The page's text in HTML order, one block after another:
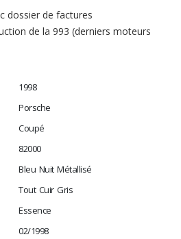
dossier de factures
de la 993 (derniers moteurs
1998
Porsche
Coupé
82000
Bleu Nuit Métallisé
Tout Cuir Gris
Essence
02/1998